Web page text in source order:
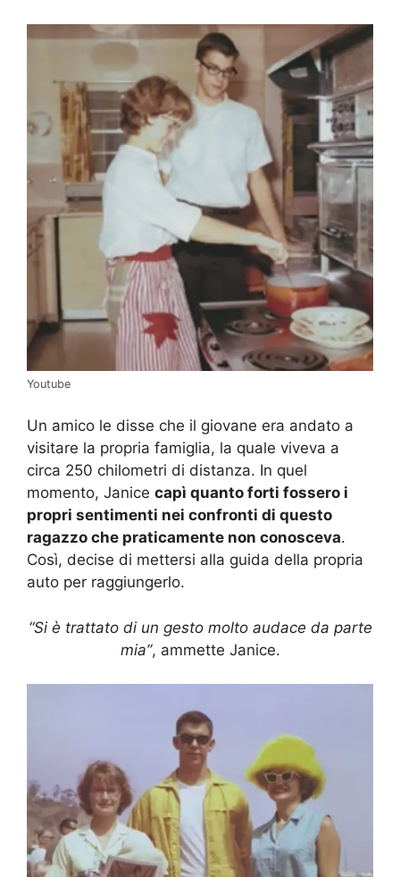
Youtube
Un amico le disse che il giovane era andato a
visitare la propria famiglia, la quale viveva a
circa 250 chilometri di distanza. In quel
momento, Janice capì quanto forti fossero i
propri sentimenti nei confronti di questo
ragazzo che praticamente non conosceva.
Così, decise di mettersi alla guida della propria
auto per raggiungerlo.
“Si è trattato di un gesto molto audace da parte
mia”, ammette Janice.